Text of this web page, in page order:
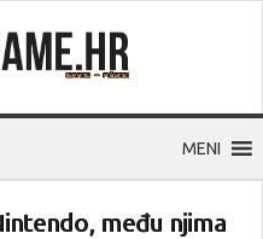
MENI
među njima